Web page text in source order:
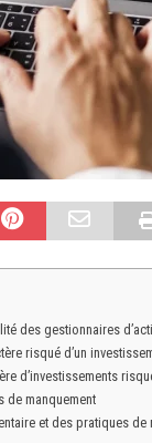
des gestionnaires
risqué d’un
d’investissements
de manquement
et des pratiques de